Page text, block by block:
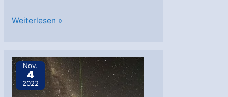
Erstes
einer
aktiven
Galaxie
Weiterlesen »
Nov.
4
2022